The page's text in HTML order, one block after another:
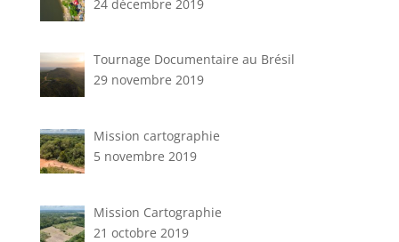
24 décembre 2019
Tournage Documentaire au Brésil
29 novembre 2019
Mission cartographie
5 novembre 2019
Mission Cartographie
21 octobre 2019